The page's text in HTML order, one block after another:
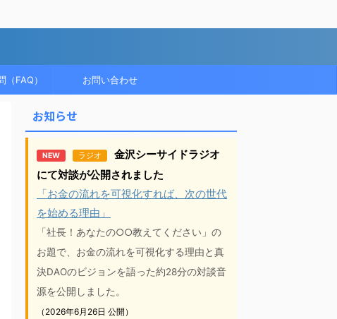
（FAQ） お問い合わせ
お知らせ
NEW ラジオ
金沢シーサイドラジオ
にて対談が公開されました
「お金の流れを可視化すれば、次の世代
を始める理由」
「社長！あなたの○○教えてください」の
お題で、お金の流れを可視化する理由と真
決DAOのビジョンを語った約28分の対談音
源を公開しました。
（2026年6月26日 公開）